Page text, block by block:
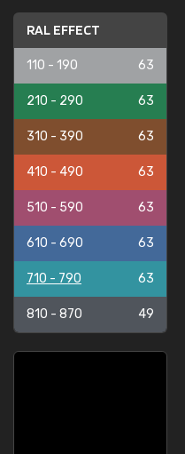
RAL EFFECT
110 - 190 63
210 - 290 63
310 - 390 63
410 - 490 63
510 - 590 63
610 - 690 63
710 - 790 63
810 - 870 49